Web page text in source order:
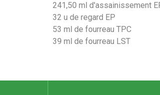
241,50 ml d'assainissement
32 u de regard EP
53 ml de fourreau TPC
39 ml de fourreau LST